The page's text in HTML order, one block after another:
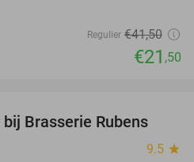
Regulier €41,50
€21 ,50
42%
Brasserie Rubens
9.5 star